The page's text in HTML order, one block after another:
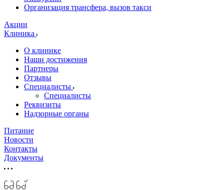
Организация трансфера, вызов такси
Акции
Клиника
О клинике
Наши достижения
Партнеры
Отзывы
Специалисты
Специалисты
Реквизиты
Надзорные органы
Питание
Новости
Контакты
Документы